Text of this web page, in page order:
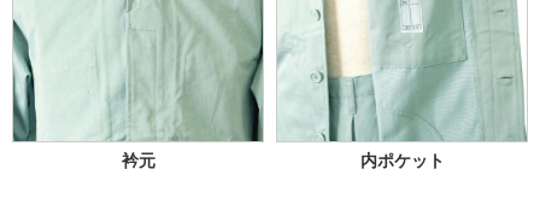
衿元 内ポケット